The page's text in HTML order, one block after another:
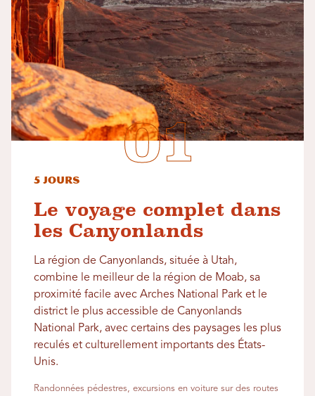
5 jours
Le voyage complet dans
les Canyonlands
La région de Canyonlands, située à Utah,
combine le meilleur de la région de Moab, sa
proximité facile avec Arches National Park et le
district le plus accessible de Canyonlands
National Park, avec certains des paysages les plus
reculés et culturellement importants des États-
Unis.
Randonnées pédestres, excursions en voiture sur des routes